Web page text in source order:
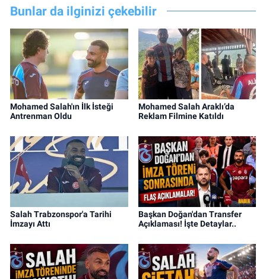
Bunlar da ilginizi çekebilir
Mohamed Salah'ın İlk İsteği
Antrenman Oldu
Mohamed Salah Araklı’da
Reklam Filmine Katıldı
Salah Trabzonspor'a Tarihi
İmzayı Attı
Başkan Doğan'dan Transfer
Açıklaması! İşte Detaylar..